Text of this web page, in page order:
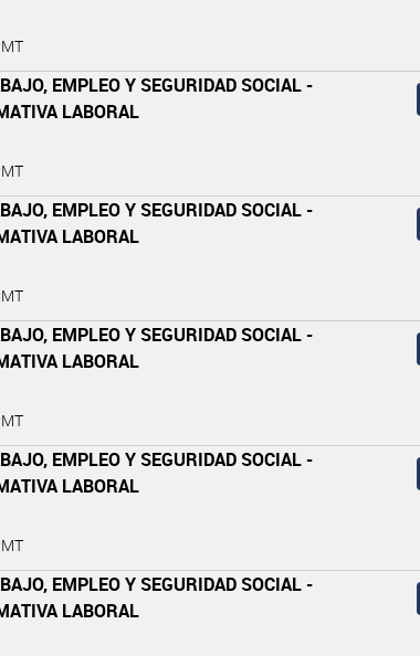
EMPLEO Y SEGURIDAD SOCIAL -
LABORAL
EMPLEO Y SEGURIDAD SOCIAL -
LABORAL
EMPLEO Y SEGURIDAD SOCIAL -
LABORAL
EMPLEO Y SEGURIDAD SOCIAL -
LABORAL
EMPLEO Y SEGURIDAD SOCIAL -
LABORAL